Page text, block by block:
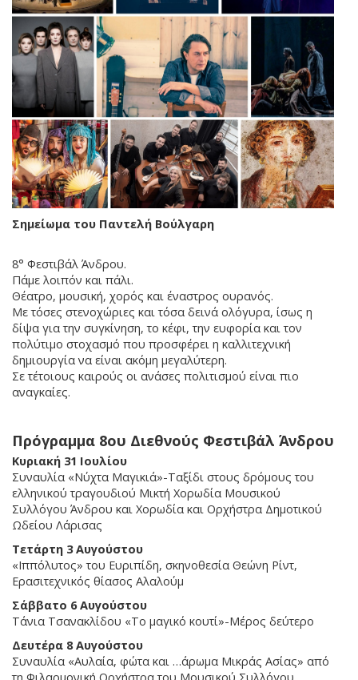
Σημείωμα του Παντελή Βούλγαρη
8° Φεστιβάλ Άνδρου.
Πάμε λοιπόν και πάλι.
Θέατρο, μουσική, χορός και έναστρος ουρανός.
Με τόσες στενοχώριες και τόσα δεινά ολόγυρα, ίσως η
δίψα για την συγκίνηση, το κέφι, την ευφορία και τον
πολύτιμο στοχασμό που προσφέρει η καλλιτεχνική
δημιουργία να είναι ακόμη μεγαλύτερη.
Σε τέτοιους καιρούς οι ανάσες πολιτισμού είναι πιο
αναγκαίες.
Πρόγραμμα 8ου Διεθνούς Φεστιβάλ Άνδρου
Κυριακή 31 Ιουλίου
Συναυλία «Νύχτα Μαγικιά»-Ταξίδι στους δρόμους του
ελληνικού τραγουδιού Μικτή Χορωδία Μουσικού
Συλλόγου Άνδρου και Χορωδία και Ορχήστρα Δημοτικού
Ωδείου Λάρισας
Τετάρτη 3 Αυγούστου
«Ιππόλυτος» του Ευριπίδη, σκηνοθεσία Θεώνη Ρίντ,
Ερασιτεχνικός θίασος Αλαλούμ
Σάββατο 6 Αυγούστου
Τάνια Τσανακλίδου «Το μαγικό κουτί»-Μέρος δεύτερο
Δευτέρα 8 Αυγούστου
Συναυλία «Αυλαία, φώτα και …άρωμα Μικράς Ασίας» από
τη Φιλαρμονική Ορχήστρα του Μουσικού Συλλόγου